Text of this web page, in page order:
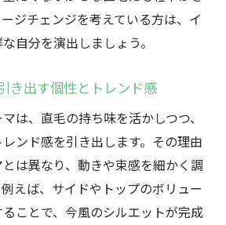
ジチェンジを考えている方は、イ
自分を演出しましょう。
き出す個性とトレンド感
は、直毛の持ち味を活かしつつ、
ンド感を引き出します。その理由
は異なり、動きや束感を細かく調
えば、サイドやトップのボリュー
ことで、今風のシルエットが完成